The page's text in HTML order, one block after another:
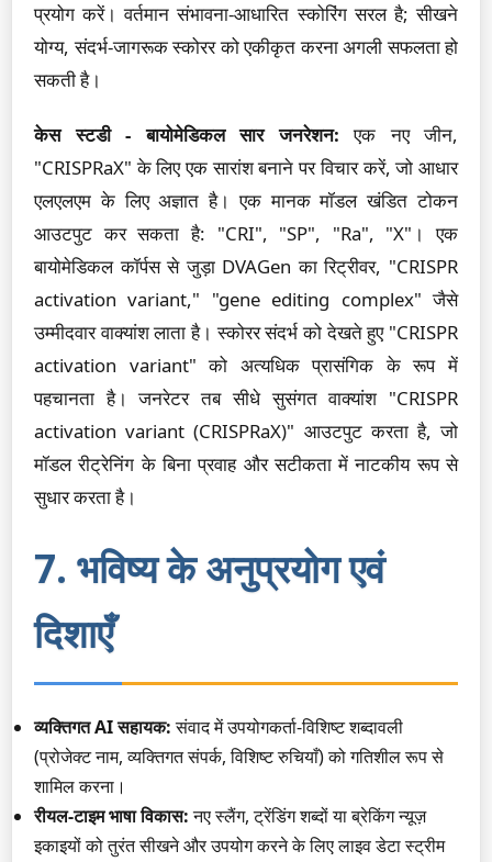
प्रयोग करें। वर्तमान संभावना-आधारित स्कोरिंग सरल है; सीखने
योग्य, संदर्भ-जागरूक स्कोरर को एकीकृत करना अगली सफलता हो
सकती है।
केस स्टडी - बायोमेडिकल सार जनरेशन: एक नए जीन,
"CRISPRaX" के लिए एक सारांश बनाने पर विचार करें, जो आधार
एलएलएम के लिए अज्ञात है। एक मानक मॉडल खंडित टोकन
आउटपुट कर सकता है: "CRI", "SP", "Ra", "X"। एक
बायोमेडिकल कॉर्पस से जुड़ा DVAGen का रिट्रीवर, "CRISPR
activation variant," "gene editing complex" जैसे
उम्मीदवार वाक्यांश लाता है। स्कोरर संदर्भ को देखते हुए "CRISPR
activation variant" को अत्यधिक प्रासंगिक के रूप में
पहचानता है। जनरेटर तब सीधे सुसंगत वाक्यांश "CRISPR
activation variant (CRISPRaX)" आउटपुट करता है, जो
मॉडल रीट्रेनिंग के बिना प्रवाह और सटीकता में नाटकीय रूप से
सुधार करता है।
7. भविष्य के अनुप्रयोग एवं
दिशाएँ
व्यक्तिगत AI सहायक:संवाद में उपयोगकर्ता-विशिष्ट शब्दावली
(प्रोजेक्ट नाम, व्यक्तिगत संपर्क, विशिष्ट रुचियाँ) को गतिशील रूप से
शामिल करना।
रीयल-टाइम भाषा विकास:नए स्लैंग, ट्रेंडिंग शब्दों या ब्रेकिंग न्यूज़
इकाइयों को तुरंत सीखने और उपयोग करने के लिए लाइव डेटा स्ट्रीम